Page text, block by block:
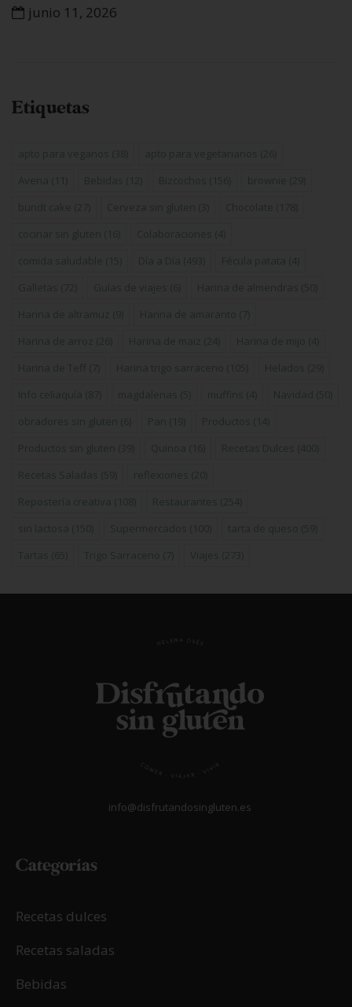
junio 11, 2026
Etiquetas
apto para veganos (38) apto para vegetarianos (26)
Avena (11) Bebidas (12) Bizcochos (156) brownie (29)
bundt cake (27) Cerveza sin gluten (3) Chocolate (178)
cocinar sin gluten (16) Colaboraciones (4)
comida saludable (15) Día a Día (493) Fécula patata (4)
Galletas (72) Guías de viajes (6) Harina de almendras (50)
Harina de altramuz (9) Harina de amaranto (7)
Harina de arroz (26) Harina de maiz (24) Harina de mijo (4)
Harina de Teff (7) Harina trigo sarraceno (105) Helados (29)
Info celiaquía (87) magdalenas (5) muffins (4) Navidad (50)
obradores sin gluten (6) Pan (19) Productos (14)
Productos sin gluten (39) Quinoa (16) Recetas Dulces (400)
Recetas Saladas (59) reflexiones (20)
Repostería creativa (108) Restaurantes (254)
sin lactosa (150) Supermercados (100) tarta de queso (59)
Tartas (65) Trigo Sarraceno (7) Viajes (273)
info@disfrutandosingluten.es
Categorías
Recetas dulces
Recetas saladas
Bebidas